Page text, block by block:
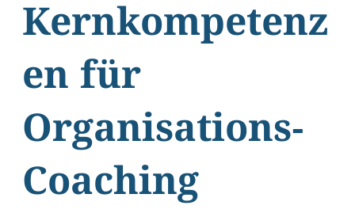
Kernkompetenz
en für
Organisations-
Coaching